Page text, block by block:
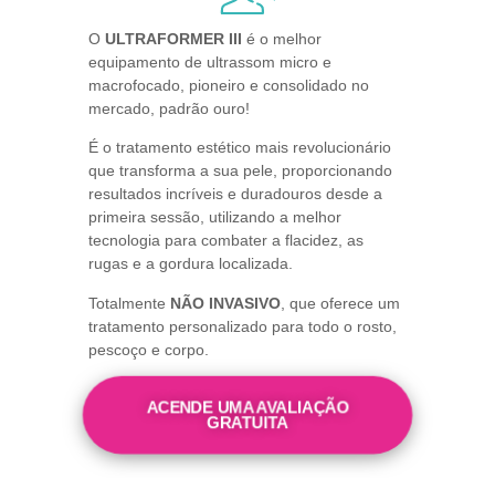
O ULTRAFORMER III é o melhor
equipamento de ultrassom micro e
macrofocado, pioneiro e consolidado no
mercado, padrão ouro!
É o tratamento estético mais revolucionário
que transforma a sua pele, proporcionando
resultados incríveis e duradouros desde a
primeira sessão, utilizando a melhor
tecnologia para combater a flacidez, as
rugas e a gordura localizada.
Totalmente NÃO INVASIVO, que oferece um
tratamento personalizado para todo o rosto,
pescoço e corpo.
ACENDE UMA AVALIAÇÃO
GRATUITA